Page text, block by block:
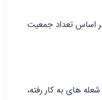
اساس تعداد جمعیت
های به کار رفته،